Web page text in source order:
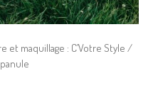
et maquillage : C’Votre Style /